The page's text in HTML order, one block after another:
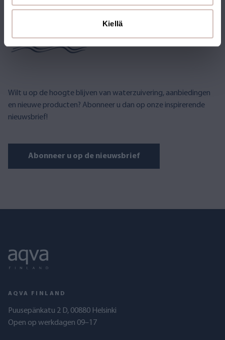
Kiellä
NIEUWSBRIEF
Wilt u op de hoogte blijven van waterzuivering, aanbiedingen
en nieuwe producten? Abonneer u dan op onze inspirerende
nieuwsbrief!
Abonneer u op de nieuwsbrief
AQVA FINLAND
Puusepänkatu 2 D, 00880 Helsinki
Open op werkdagen 09–17